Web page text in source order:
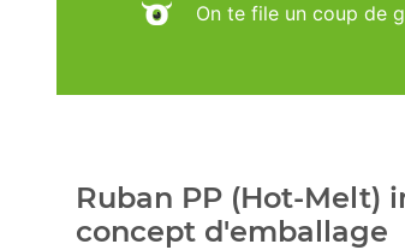
On te file un coup de
Ruban PP (Hot-Melt)
concept d'emballage